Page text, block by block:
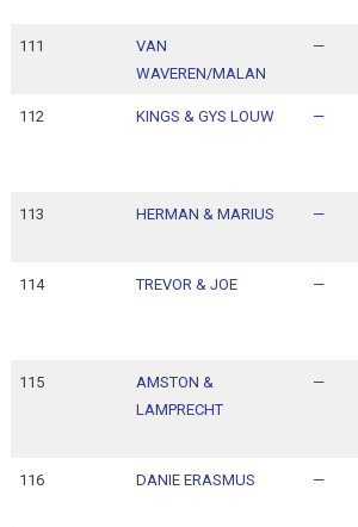
111
VAN
WAVEREN/MALAN
—
112 KINGS & GYS LOUW —
113 HERMAN & MARIUS —
114 TREVOR & JOE —
115
AMSTON &
LAMPRECHT
—
116 DANIE ERASMUS —